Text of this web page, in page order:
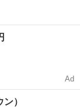
Ad
）